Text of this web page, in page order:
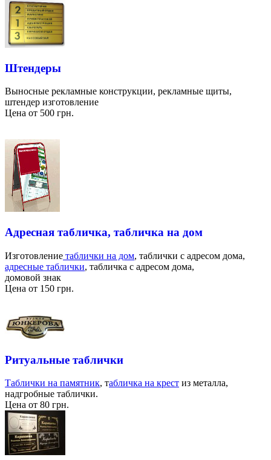
Штендеры
Выносные рекламные конструкции, рекламные щиты,
штендер изготовление
Цена от 500 грн.
Адресная табличка, табличка на дом
Изготовление таблички на дом, таблички с адресом дома,
адресные таблички, табличка с адресом дома,
домовой знак
Цена от 150 грн.
Ритуальные таблички
Таблички на памятник, табличка на крест из металла,
надгробные таблички.
Цена от 80 грн.